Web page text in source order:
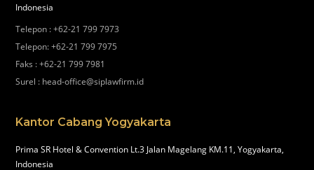
Indonesia
Telepon :+62-21 799 7973
Telepon:+62-21 799 7975
Faks :+62-21 799 7981
Surel : head-office@siplawfirm.id
Kantor Cabang Yogyakarta
Prima SR Hotel & Convention Lt.3 Jalan Magelang KM.11, Yogyakarta,
Indonesia